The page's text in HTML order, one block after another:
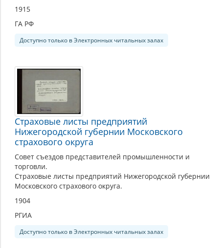
1915
ГА РФ
Доступно только в Электронных читальных залах
Страховые листы предприятий
Нижегородской губернии Московского
страхового округа
Совет съездов представителей промышленности и
торговли.
Страховые листы предприятий Нижегородской губернии
Московского страхового округа.
1904
РГИА
Доступно только в Электронных читальных залах